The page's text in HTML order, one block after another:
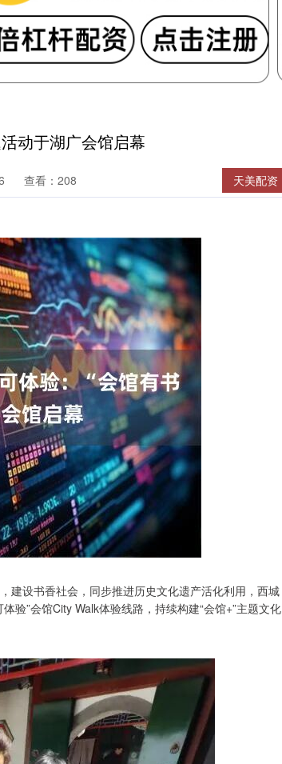
动于湖广会馆启幕
天美配资
查看：208
建设书香社会，同步推进历史文化遗产活化利用，西城
验”会馆City Walk体验线路，持续构建“会馆+”主题文化